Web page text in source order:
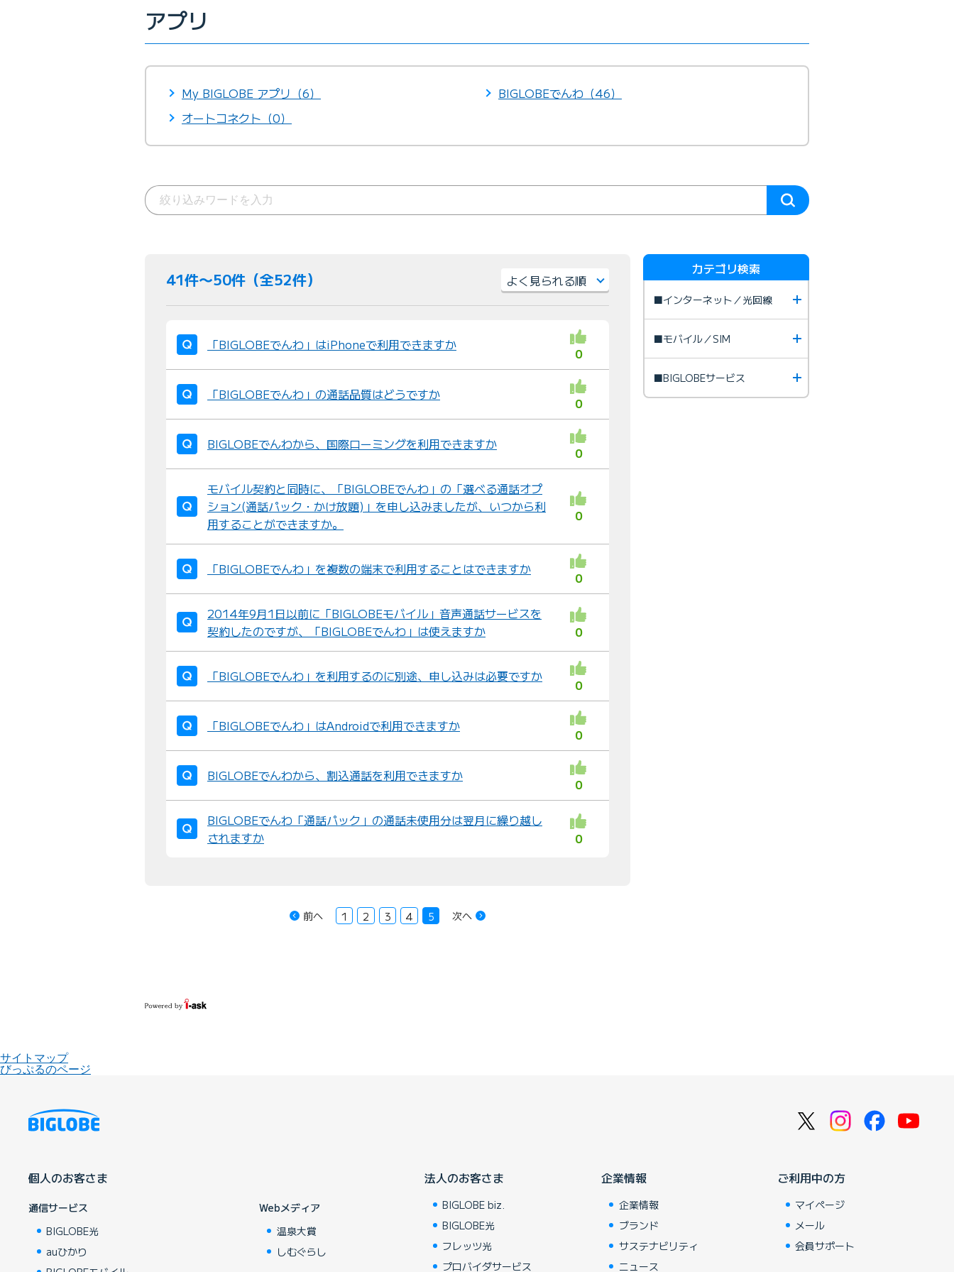
アプリ
My BIGLOBE アプリ（6）
BIGLOBEでんわ（46）
オートコネクト（0）
41件〜50件（全52件）
並
「BIGLOBEでんわ」はiPhoneで利用できますか
0
「BIGLOBEでんわ」の通話品質はどうですか
0
BIGLOBEでんわから、国際ローミングを利用できますか
0
モバイル契約と同時に、「BIGLOBEでんわ」の「選べる通話オプ
ション(通話パック・かけ放題)」を申し込みましたが、いつから利
用することができますか。
0
「BIGLOBEでんわ」を複数の端末で利用することはできますか
0
2014年9月1日以前に「BIGLOBEモバイル」音声通話サービスを
契約したのですが、「BIGLOBEでんわ」は使えますか
0
「BIGLOBEでんわ」を利用するのに別途、申し込みは必要ですか
0
「BIGLOBEでんわ」はAndroidで利用できますか
0
BIGLOBEでんわから、割込通話を利用できますか
0
BIGLOBEでんわ「通話パック」の通話未使用分は翌月に繰り越し
されますか
0
前へ 1 2 3 4 5 次へ
カテゴリ検索
■インターネット／光回線
■モバイル／SIM
■BIGLOBEサービス
サイトマップ
びっぷるのページ
個人のお客さま
通信サービス
BIGLOBE光
auひかり
Webメディア
温泉大賞
しむぐらし
法人のお客さま
BIGLOBE biz.
BIGLOBE光
フレッツ光
プロバイダサービス
企業情報
企業情報
ブランド
サステナビリティ
ニュース
ご利用中の方
マイページ
メール
会員サポート